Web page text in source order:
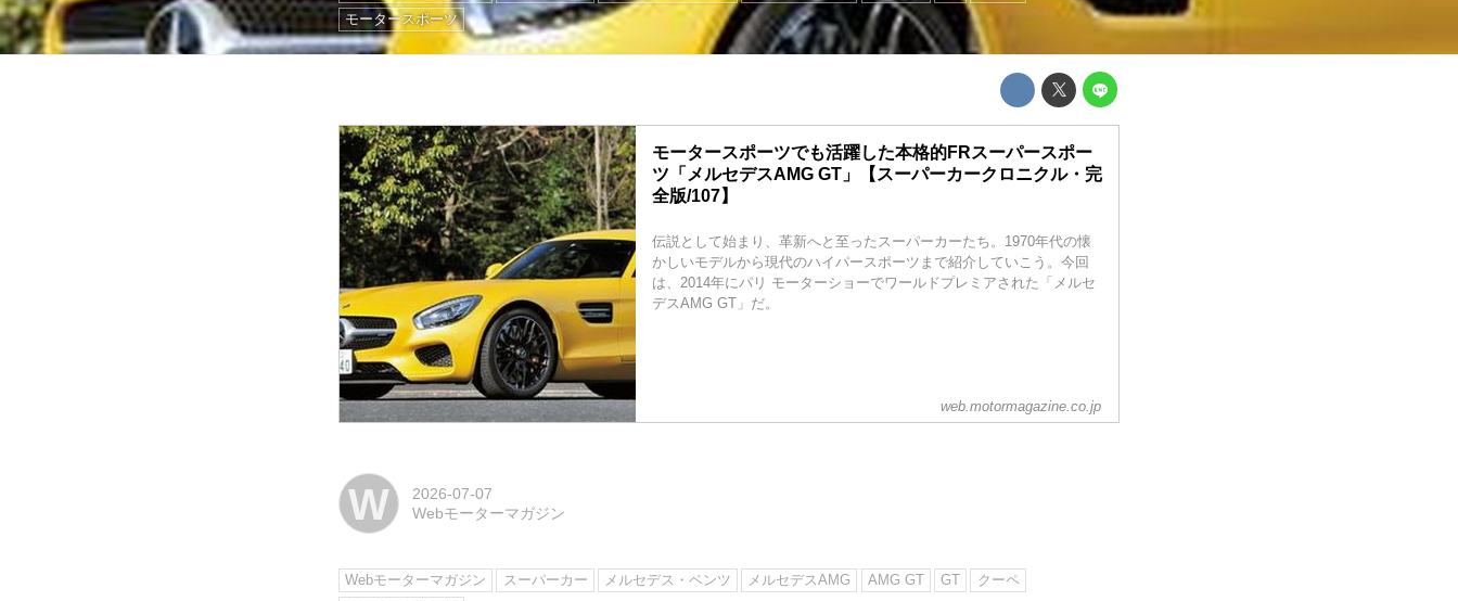
モータースポーツ
モータースポーツでも活躍した本格的FRスーパースポー
ツ「メルセデスAMG GT」【スーパーカークロニクル・完
全版/107】
伝説として始まり、革新へと至ったスーパーカーたち。1970年代の懐
かしいモデルから現代のハイパースポーツまで紹介していこう。今回
は、2014年にパリ モーターショーでワールドプレミアされた「メルセ
デスAMG GT」だ。
web.motormagazine.co.jp
W
2026-07-07
Webモーターマガジン
Webモーターマガジン スーパーカー メルセデス・ベンツ メルセデスAMG AMG GT GT
クーペ